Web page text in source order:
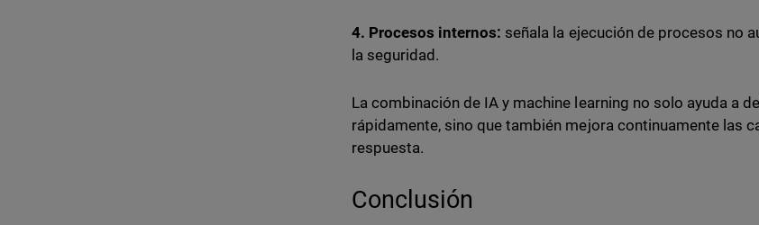
4. Procesos internos: señala la ejecución de procesos no
la seguridad.
La combinación de IA y machine learning no solo ayuda a
rápidamente, sino que también mejora continuamente las
respuesta.
Conclusión